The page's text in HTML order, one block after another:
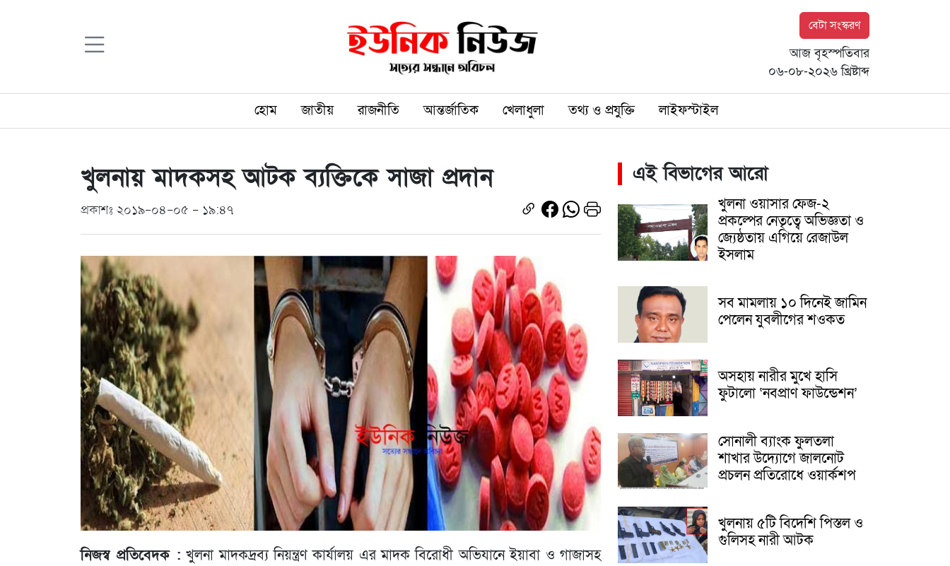
বেটা সংস্করণ
আজ বৃহস্পতিবার
০৬-০৮-২০২৬ খ্রিষ্টাব্দ
হোম জাতীয় রাজনীতি আন্তর্জাতিক খেলাধুলা তথ্য ও প্রযুক্তি লাইফস্টাইল
খুলনায় মাদকসহ আটক ব্যক্তিকে সাজা প্রদান
প্রকাশঃ ২০১৯-০৪-০৫ - ১৯:৪৭
নিজস্ব প্রতিবেদক : খুলনা মাদকদ্রব্য নিয়ন্ত্রণ কার্যালয় এর মাদক বিরোধী অভিযানে ইয়াবা ও গাজাসহ
এই বিভাগের আরো
খুলনা ওয়াসার ফেজ-২
প্রকল্পের নেতৃত্বে অভিজ্ঞতা ও
জ্যেষ্ঠতায় এগিয়ে রেজাউল
ইসলাম
সব মামলায় ১০ দিনেই জামিন
পেলেন যুবলীগের শওকত
অসহায় নারীর মুখে হাসি
ফুটালো ‘নবপ্রাণ ফাউন্ডেশন’
সোনালী ব্যাংক ফুলতলা
শাখার উদ্যোগে জালনোট
প্রচলন প্রতিরোধে ওয়ার্কশপ
খুলনায় ৫টি বিদেশি পিস্তল ও
গুলিসহ নারী আটক